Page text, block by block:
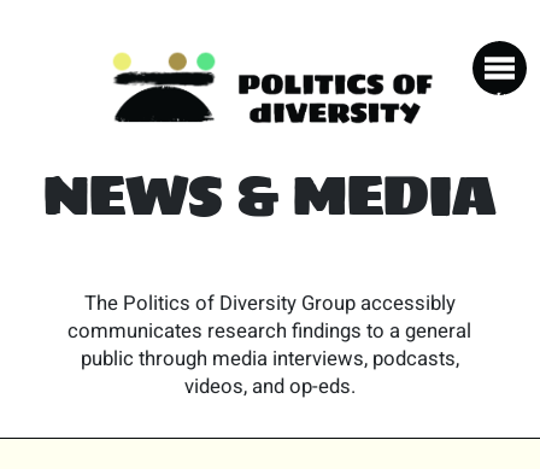
NEWS & MEDIA
The Politics of Diversity Group accessibly
communicates research findings to a general
public through media interviews, podcasts,
videos, and op-eds.